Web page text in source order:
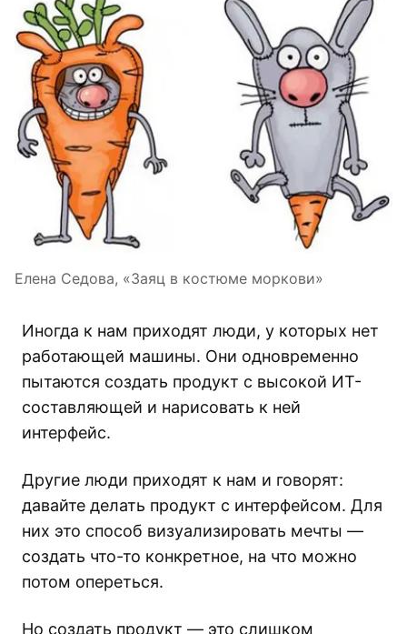
Елена Седова, «Заяц в костюме моркови»
Иногда к нам приходят люди, у которых нет
работающей машины. Они одновременно
пытаются создать продукт с высокой ИТ-
составляющей и нарисовать к ней
интерфейс.
Другие люди приходят к нам и говорят:
давайте делать продукт с интерфейсом. Для
них это способ визуализировать мечты —
создать что-то конкретное, на что можно
потом опереться.
Но создать продукт — это слишком